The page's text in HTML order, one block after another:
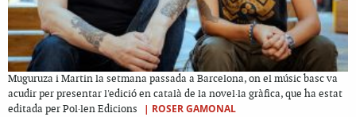
Muguruza i Martin la setmana passada a Barcelona, on el músic basc va
acudir per presentar l'edició en català de la novel·la gràfica, que ha estat
editada per Pol·len Edicions
| ROSER GAMONAL